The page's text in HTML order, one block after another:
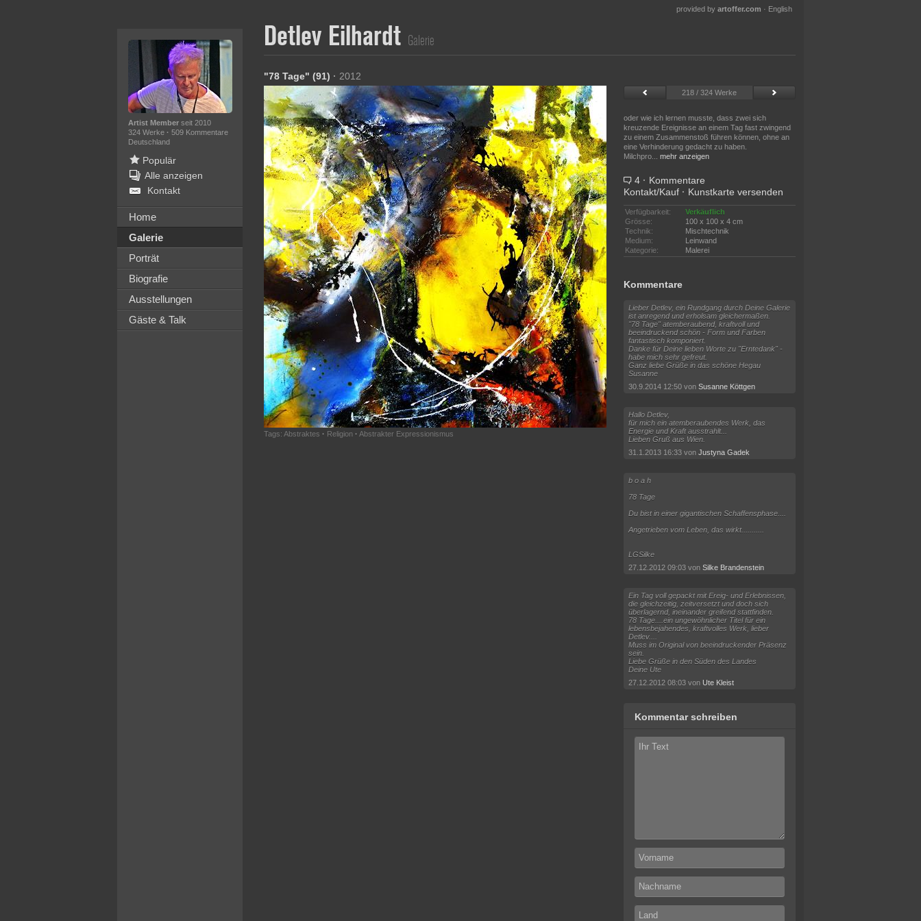
Artist Memberseit 2010
324 Werke · 509 Kommentare
Deutschland
Populär
Alle anzeigen
Kontakt
Home
Galerie
Porträt
Biografie
Ausstellungen
Gäste & Talk
provided by artoffer.com · English
Detlev Eilhardt Galerie
"78 Tage" (91) · 2012
Tags: Abstraktes · Religion · Abstrakter Expressionismus
218 / 324 Werke
oder wie ich lernen musste, dass zwei sich
kreuzende Ereignisse an einem Tag fast zwingend
zu einem Zusammenstoß führen können, ohne an
eine Verhinderung gedacht zu haben.
Milchpro... mehr anzeigen
4 · Kommentare
Kontakt/Kauf · Kunstkarte versenden
Verfügbarkeit:
Verkäuflich
Grösse:
100 x 100 x 4 cm
Technik:
Mischtechnik
Medium:
Leinwand
Kategorie:
Malerei
Kommentare
Lieber Detlev, ein Rundgang durch Deine Galerie
ist anregend und erholsam gleichermaßen.
"78 Tage" atemberaubend, kraftvoll und
beeindruckend schön - Form und Farben
fantastisch komponiert.
Danke für Deine lieben Worte zu "Erntedank" -
habe mich sehr gefreut.
Ganz liebe Grüße in das schöne Hegau
Susanne
30.9.2014 12:50 von Susanne Köttgen
Hallo Detlev,
für mich ein atemberaubendes Werk, das
Energie und Kraft ausstrahlt...
Lieben Gruß aus Wien.
31.1.2013 16:33 von Justyna Gadek
b o a h
78 Tage
Du bist in einer gigantischen Schaffensphase....
Angetrieben vom Leben, das wirkt...........
LGSilke
27.12.2012 09:03 von Silke Brandenstein
Ein Tag voll gepackt mit Ereig- und Erlebnissen,
die gleichzeitig, zeitversetzt und doch sich
überlagernd, ineinander greifend stattfinden.
78 Tage....ein ungewöhnlicher Titel für ein
lebensbejahendes, kraftvolles Werk, lieber
Detlev....
Muss im Original von beeindruckender Präsenz
sein.
Liebe Grüße in den Süden des Landes
Deine Ute
27.12.2012 08:03 von Ute Kleist
Kommentar schreiben